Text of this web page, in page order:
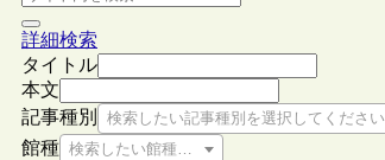
詳細検索
タイトル
本文
記事種別
検索したい記事種別を選択してください
館種 検索したい館種を選択してください